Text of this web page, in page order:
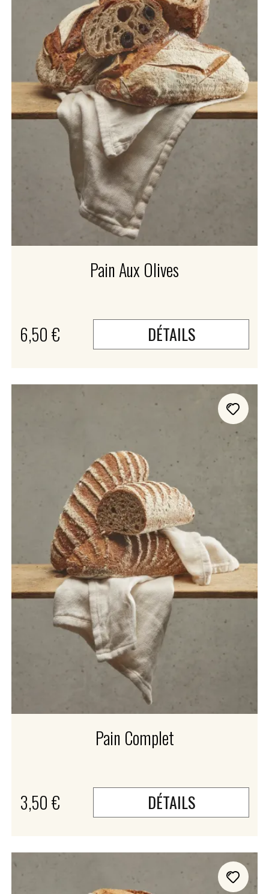
Pain Aux Olives
6,50 € DÉTAILS
Pain Complet
3,50 € DÉTAILS